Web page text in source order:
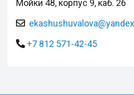
Мойки 48, корпус 9, каб. 26
+7 812 571-42-45